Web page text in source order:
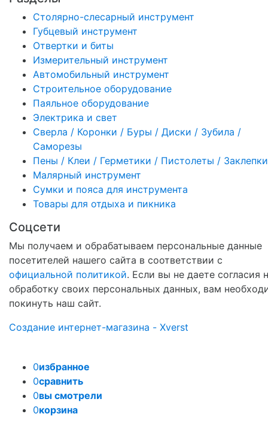
Столярно-слесарный инструмент
Губцевый инструмент
Отвертки и биты
Измерительный инструмент
Автомобильный инструмент
Строительное оборудование
Паяльное оборудование
Электрика и свет
Сверла / Коронки / Буры / Диски / Зубила /
Саморезы
Пены / Клеи / Герметики / Пистолеты / Заклепки
Малярный инструмент
Сумки и пояса для инструмента
Товары для отдыха и пикника
Соцсети
Мы получаем и обрабатываем персональные данные
посетителей нашего сайта в соответствии с
официальной политикой. Если вы не даете согласия
обработку своих персональных данных, вам
покинуть наш сайт.
Создание интернет-магазина - Xverst
0избранное
0сравнить
0вы смотрели
0корзина